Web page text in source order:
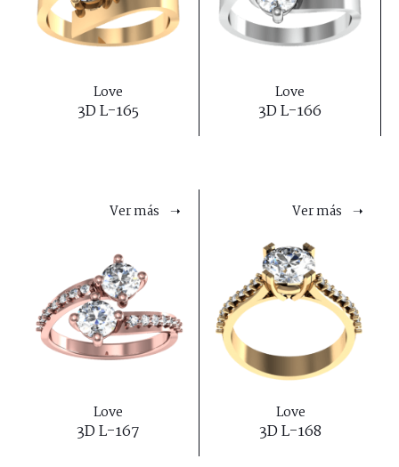
Love
3D L-165
Love
3D L-166
Ver más ➝
Love
3D L-167
Ver más ➝
Love
3D L-168